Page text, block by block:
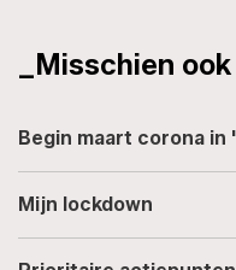
_Misschien
Begin maart corona in
Mijn lockdown